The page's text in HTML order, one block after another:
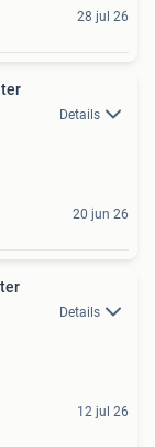
28 jul 26
Details
20 jun 26
Details
12 jul 26